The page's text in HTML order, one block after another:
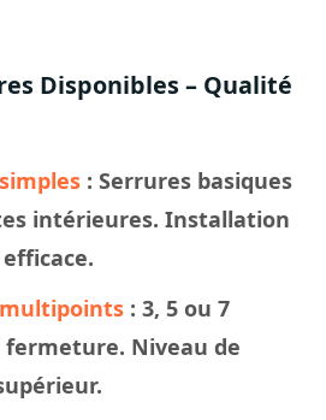
Disponibles – Qualité
: Serrures basiques
intérieures. Installation
: 3, 5 ou 7
fermeture. Niveau de